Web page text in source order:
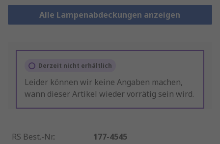
Alle Lampenabdeckungen anzeigen
Derzeit nicht erhältlich
Leider können wir keine Angaben machen,
wann dieser Artikel wieder vorrätig sein wird.
RS Best.-Nr.: 177-4545